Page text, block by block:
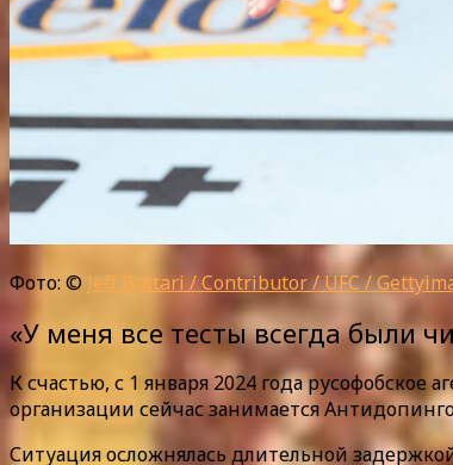
Фото: © Jeff Bottari / Contributor / UFC /
«У меня все тесты всегда были
К счастью, с 1 января 2024 года
организации сейчас занимается
Ситуация осложнялась длительной